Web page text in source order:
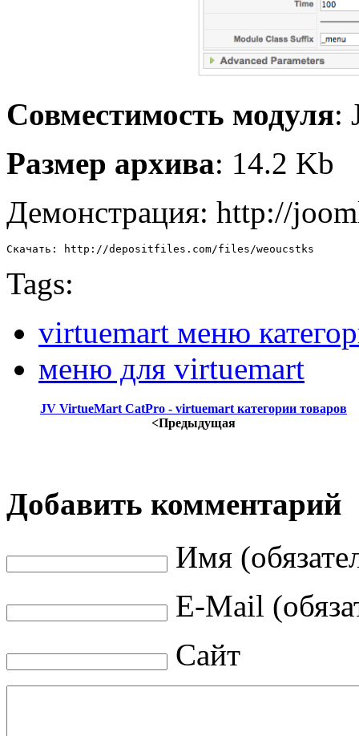
Совместимость модуля:
Размер архива: 14.2 Kb
Демонстрация: http://
Скачать: http://depositfiles.com/files/weoucstks
Tags:
virtuemart меню
меню для virtuemart
JV VirtueMart CatPro - virtuemart категории товаров
<Предыдущая
Добавить комментарий
Имя
E-Mail
Сайт